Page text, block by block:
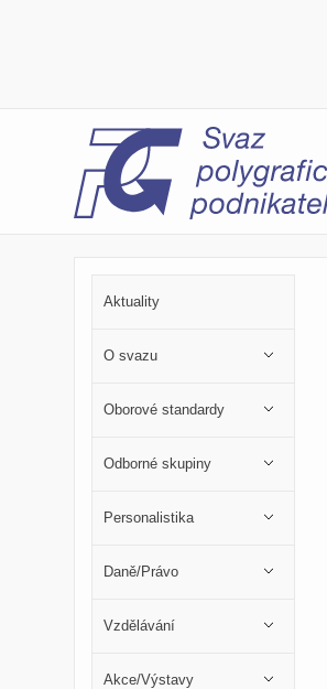
Aktuality
O svazu
Oborové standardy
Odborné skupiny
Personalistika
Daně/Právo
Vzdělávání
Akce/Výstavy